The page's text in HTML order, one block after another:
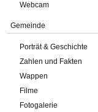
Webcam
Gemeinde
Porträt & Geschichte
Zahlen und Fakten
Wappen
Filme
Fotogalerie